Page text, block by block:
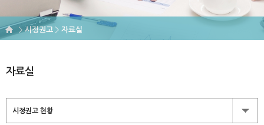
시정권고 자료실
자료실
시정권고 현황